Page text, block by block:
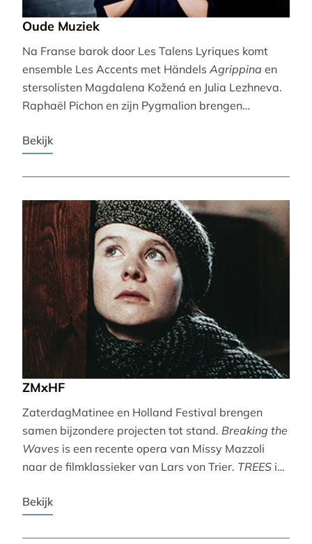
Oude Muziek
Na Franse barok door Les Talens Lyriques komt
ensemble Les Accents met Händels Agrippina en
stersolisten Magdalena Kožená en Julia Lezhneva.
Raphaël Pichon en zijn Pygmalion brengen
Bachvereniging en blokfluitiste Lucie Horsch spelen
Wantenaar, op historische instrumenten! De serie
Andrea Marcon.
Bekijk
ZMxHF
ZaterdagMatinee en Holland Festival brengen
samen bijzondere projecten tot stand. Breaking the
Waves is een recente opera van Missy Mazzoli
naar de filmklassieker van Lars von Trier. TREES is
met live muziek van Caroline Shaw (Pulitzer Prize &
Bekijk